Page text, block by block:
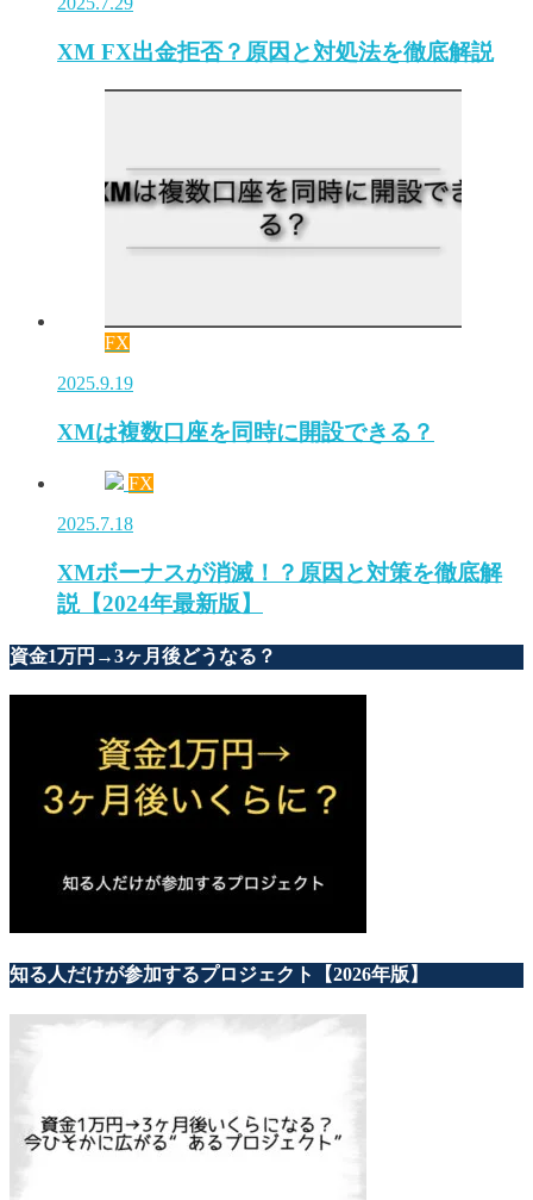
XM FX出金拒否？原因と対処法を徹底解説
FX
2025.9.19
XMは複数口座を同時に開設できる？
FX
2025.7.18
XMボーナスが消滅！？原因と対策を徹底解
説【2024年最新版】
資金1万円→3ヶ月後どうなる？
知る人だけが参加するプロジェクト【2026年版】